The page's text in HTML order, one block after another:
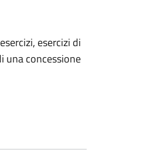
esercizi di
una concessione